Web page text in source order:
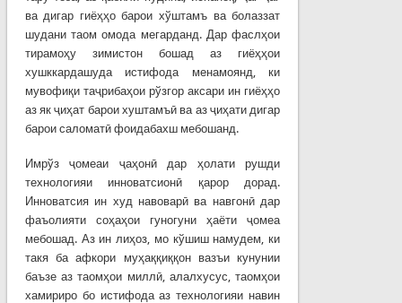
ва дигар гиёҳҳо барои хўштамъ ва болаззат
шудани таом омода мегарданд. Дар фаслҳои
тирамоҳу зимистон бошад аз гиёҳҳои
хушккардашуда истифода менамоянд, ки
мувофиқи таҷрибаҳои рўзгор аксари ин гиёҳҳо
аз як ҷиҳат барои хуштамъӣ ва аз ҷиҳати дигар
барои саломатӣ фоидабахш мебошанд.
Имрўз ҷомеаи ҷаҳонӣ дар ҳолати рушди
технологияи инноватсионӣ қарор дорад.
Инноватсия ин худ навоварӣ ва навгонӣ дар
фаъолияти соҳаҳои гуногуни ҳаёти ҷомеа
мебошад. Аз ин лиҳоз, мо кўшиш намудем, ки
такя ба афкори муҳаққиққон вазъи кунунии
баъзе аз таомҳои миллӣ, алалхусус, таомҳои
хамириро бо истифода аз технологияи навин